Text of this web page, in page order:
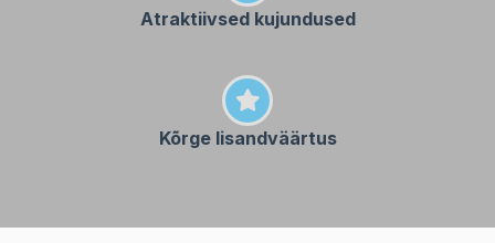
Atraktiivsed kujundused
Kõrge lisandväärtus